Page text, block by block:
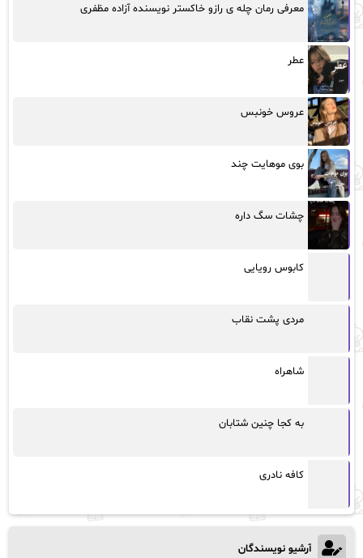
معرفی رمان چله ی رازو خاکستر نویسنده آزاده مظفری
عطر
عروس خونبس
بوی موهایت چند
چشات سگ داره
کابوس رویایی
مردی پشت نقاب
شاهراه
به کجا چنین شتابان
کافه نادری
آرشیو نویسندگان